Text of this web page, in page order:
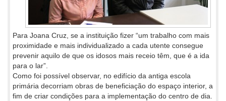
Para Joana Cruz, se a instituição fizer “um trabalho com mais
proximidade e mais individualizado a cada utente consegue
prevenir aquilo de que os idosos mais receio têm, que é a ida
para o lar”.
Como foi possível observar, no edifício da antiga escola
primária decorriam obras de beneficiação do espaço interior, a
fim de criar condições para a implementação do centro de dia.